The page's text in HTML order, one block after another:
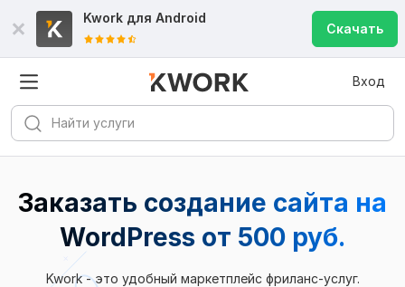
Kwork для Android
Скачать
Вход
Заказать cоздание сайта на
WordPress от 500 руб.
Kwork - это удобный маркетплейс фриланс-услуг.